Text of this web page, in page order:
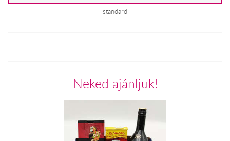
standard
Neked ajánljuk!